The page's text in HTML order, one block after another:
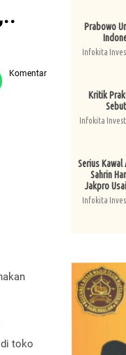
Komentar
toko
Prabowo
Infokita
Kritik
Infokita
Serius Kawal
Sahrin
Jakpro
Infokita